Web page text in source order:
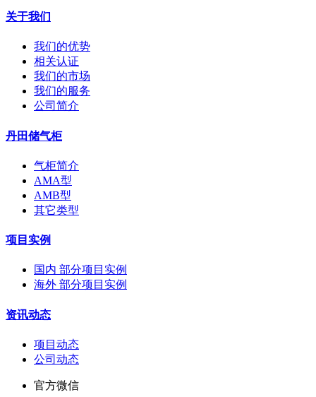
关于我们
我们的优势
相关认证
我们的市场
我们的服务
公司简介
丹田储气柜
气柜简介
AMA型
AMB型
其它类型
项目实例
国内 部分项目实例
海外 部分项目实例
资讯动态
项目动态
公司动态
官方微信